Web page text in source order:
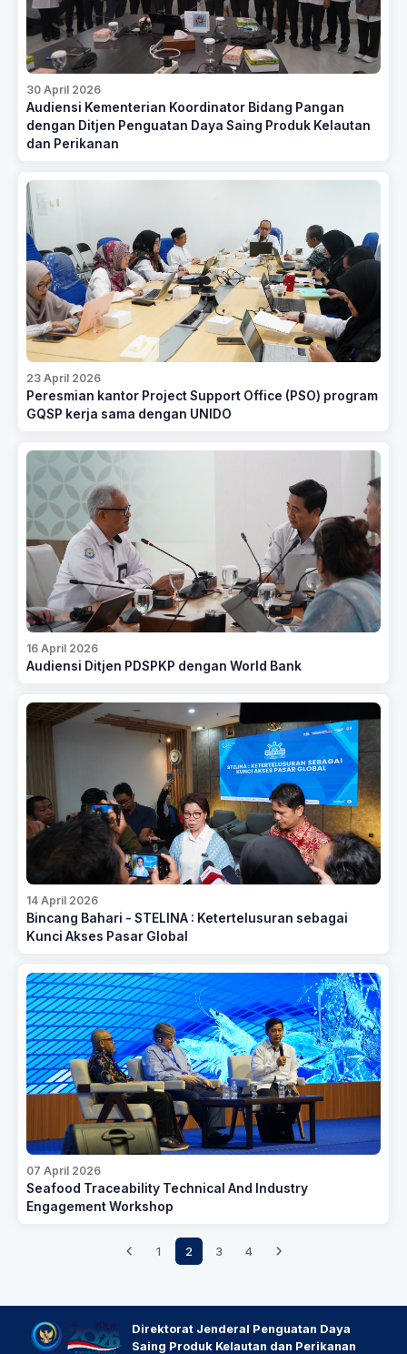
30 April 2026
Audiensi Kementerian Koordinator Bidang Pangan
dengan Ditjen Penguatan Daya Saing Produk Kelautan
dan Perikanan
23 April 2026
Peresmian kantor Project Support Office (PSO) program
GQSP kerja sama dengan UNIDO
16 April 2026
Audiensi Ditjen PDSPKP dengan World Bank
14 April 2026
Bincang Bahari - STELINA : Ketertelusuran sebagai
Kunci Akses Pasar Global
07 April 2026
Seafood Traceability Technical And Industry
Engagement Workshop
1 2 3 4
Direktorat Jenderal Penguatan Daya
Saing Produk Kelautan dan Perikanan